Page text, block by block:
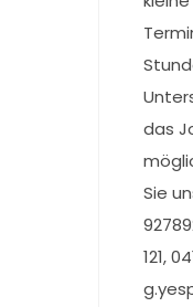
das
Sie
121,